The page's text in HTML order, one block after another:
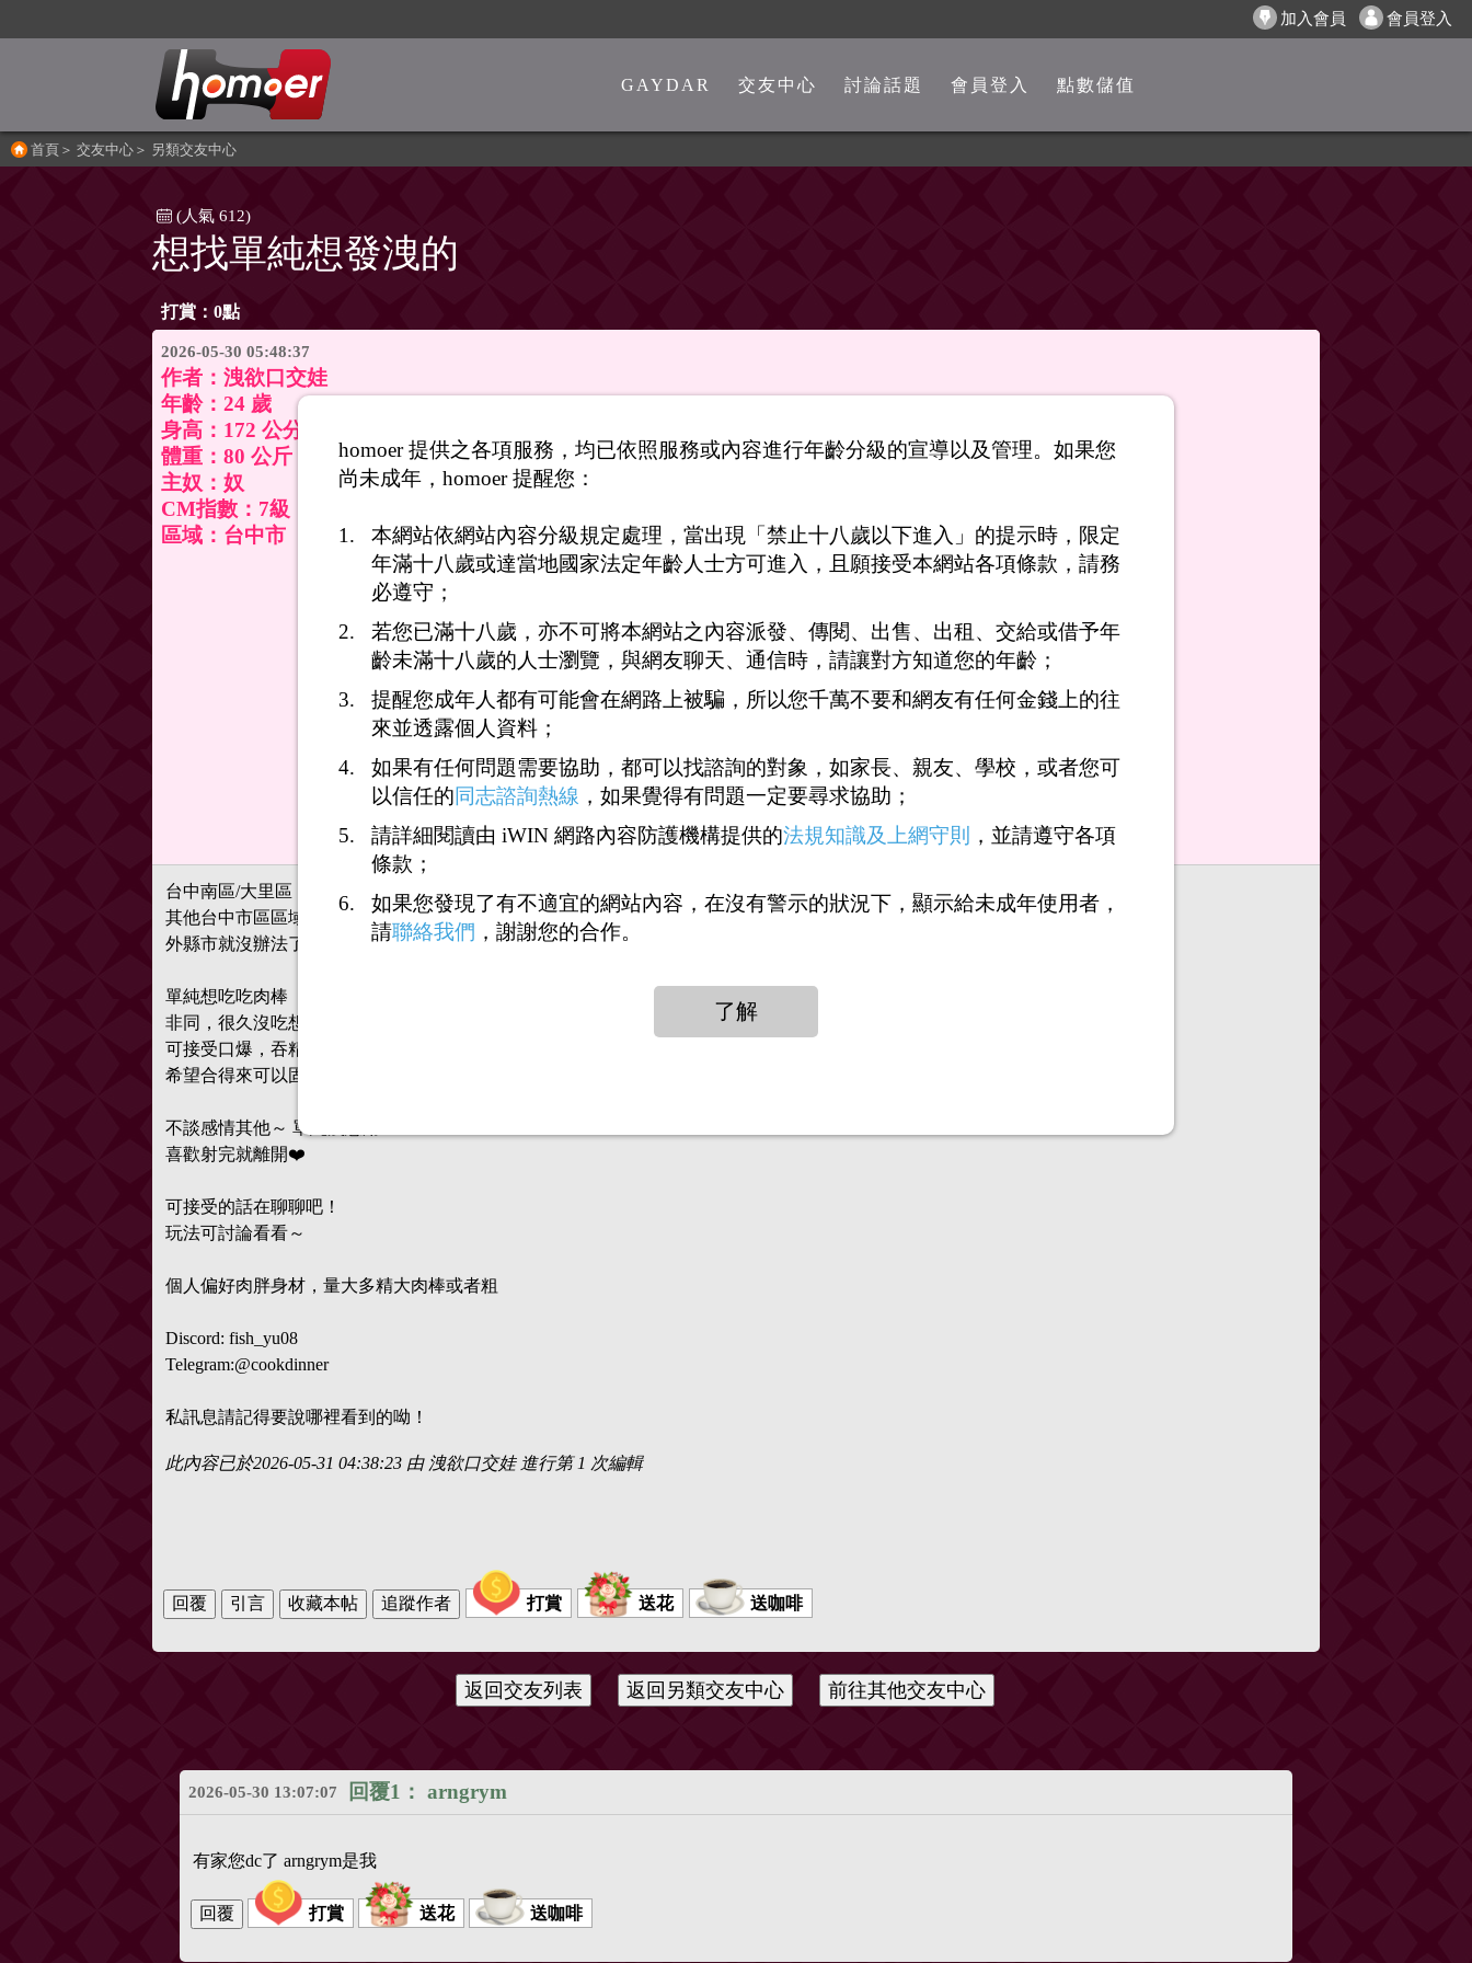
加入會員 會員登入
GAYDAR 交友中心
另類交友中心
討論話題
嘴砲是非館
會員登入 點數儲值
首頁 ＞ 交友中心 ＞ 另類交友中心
(人氣 612)
想找單純想發洩的
打賞：0點
2026-05-30 05:48:37
作者：洩欲口交娃
年齡：24 歲
身高：172 公分
體重：80 公斤
主奴：奴
CM指數：7級
區域：台中市
台中南區/大里區
其他台中市區區域也可討論～
外縣市就沒辦法了
單純想吃吃肉棒（性癖：戀物癖）
非同，很久沒吃想找練習www
可接受口爆，吞精，喜歡被羞辱
希望合得來可以固定約(有女友的佳）
不談感情其他～ 單純洩慾用～
喜歡射完就離開❤️
可接受的話在聊聊吧！
玩法可討論看看～
個人偏好肉胖身材，量大多精大肉棒或者粗
Discord: fish_yu08
Telegram:@cookdinner
私訊息請記得要說哪裡看到的呦！
此內容已於2026-05-31 04:38:23 由 洩欲口交娃 進行第 1 次編輯
打賞 送花 送咖啡
回覆1： arngrym
2026-05-30 13:07:07
有家您dc了 arngrym是我
打賞 送花 送咖啡
homoer 提供之各項服務，均已依照服務或內容進行年齡分級的宣導以及管理。如果您
尚未成年，homoer 提醒您：
本網站依網站內容分級規定處理，當出現「禁止十八歲以下進入」的提示時，限定
年滿十八歲或達當地國家法定年齡人士方可進入，且願接受本網站各項條款，請務
必遵守；
若您已滿十八歲，亦不可將本網站之內容派發、傳閱、出售、出租、交給或借予年
齡未滿十八歲的人士瀏覽，與網友聊天、通信時，請讓對方知道您的年齡；
提醒您成年人都有可能會在網路上被騙，所以您千萬不要和網友有任何金錢上的往
來並透露個人資料；
如果有任何問題需要協助，都可以找諮詢的對象，如家長、親友、學校，或者您可
以信任的同志諮詢熱線 ，如果覺得有問題一定要尋求協助；
請詳細閱讀由 iWIN 網路內容防護機構提供的法規知識及上網守則
，並請遵守各項
條款；
如果您發現了有不適宜的網站內容，在沒有警示的狀況下，顯示給未成年使用者，
請聯絡我們 ，謝謝您的合作。